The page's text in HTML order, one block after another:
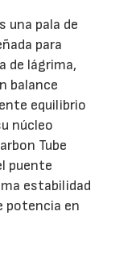
una pala de
para
de lágrima,
balance
equilibrio
núcleo
Tube
puente
estabilidad
potencia en